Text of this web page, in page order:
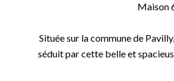
Maison
Située sur la commune de
séduit par cette belle et